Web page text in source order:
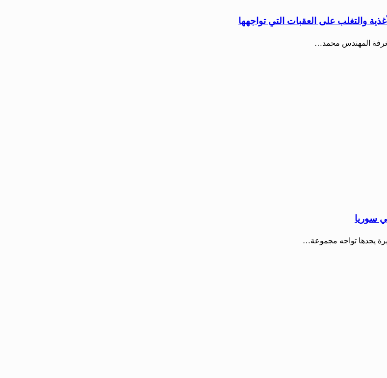
والتغلب على العقبات التي تواجهها
المهندس محمد…
سوريا
يجدها تواجه مجموعة…